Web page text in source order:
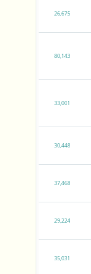
26,675
80,143
33,001
30,448
37,468
29,224
35,031